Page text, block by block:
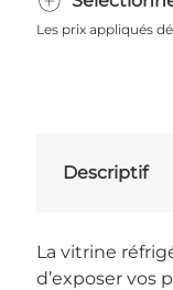
Les prix appliqués
Descriptif
La vitrine
d’exposer vos